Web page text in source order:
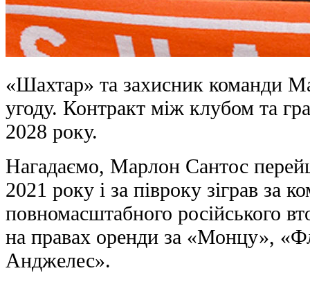
«Шахтар» та захисник команди
угоду. Контракт між клубом та
2028 року.
Нагадаємо, Марлон Сантос
2021 року і за півроку зіграв за
повномасштабного російського
на правах оренди за «Монцу»,
Анджелес».